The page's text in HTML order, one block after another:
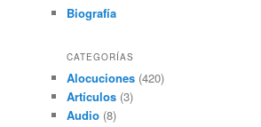
r
Biografía
CATEGORÍAS
Alocuciones (420)
Artículos (3)
Audio (8)